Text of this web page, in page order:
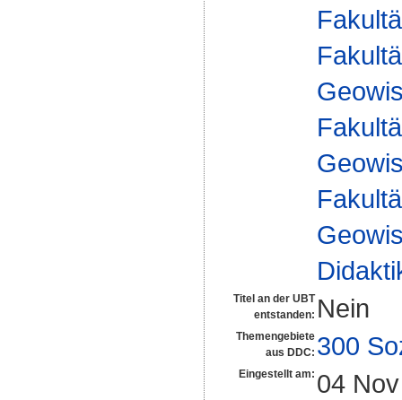
Titel an der UBT
entstanden: Nein
Themengebiete
aus DDC: 300
Eingestellt am: 04